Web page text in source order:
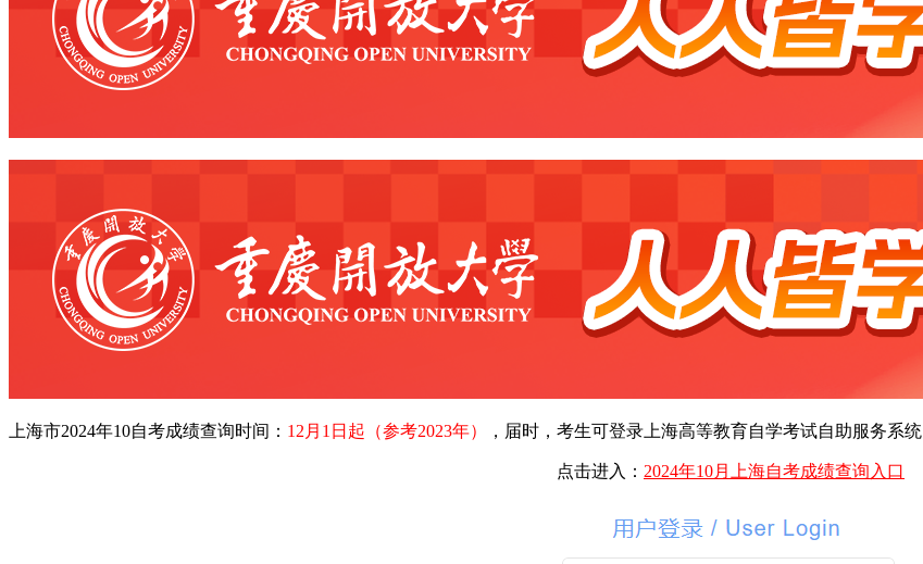
上海市2024年10自考成绩查询时间： 12月1日起（参考2023年） ，届时，考生可登录 上海高等教育自学考试自助服务系统
点击进入： 2024年10月上海自考成绩查询入口